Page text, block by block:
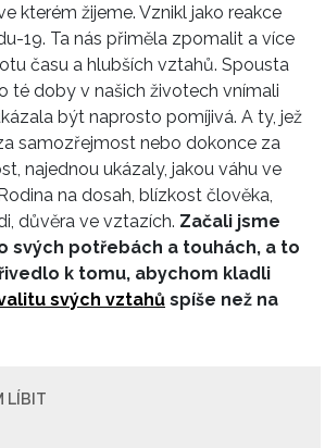
kterém žijeme. Vznikl jako reakce
19. Ta nás přiměla zpomalit a více
času a hlubších vztahů. Spousta
té doby v našich životech vnímali
být naprosto pomíjivá. A ty, jež
samozřejmost nebo dokonce za
najednou ukázaly, jakou váhu ve
na dosah, blízkost člověka,
důvěra ve vztazích. Začali jsme
svých potřebách a touhách, a to
k tomu, abychom kladli
svých vztahů spíše než na
LÍBIT